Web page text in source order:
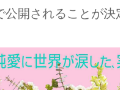
公開されることが決